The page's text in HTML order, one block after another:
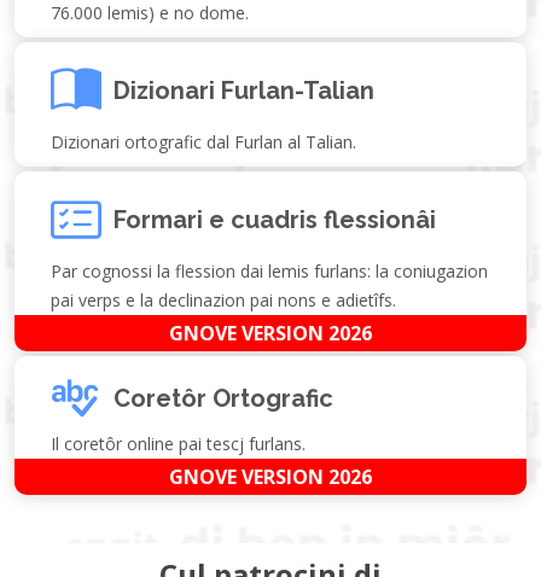
76.000 lemis) e no dome.
Dizionari Furlan-Talian
Dizionari ortografic dal Furlan al Talian.
Formari e cuadris flessionâi
Par cognossi la flession dai lemis furlans: la coniugazion
pai verps e la declinazion pai nons e adietîfs.
GNOVE VERSION 2026
Coretôr Ortografic
Il coretôr online pai tescj furlans.
GNOVE VERSION 2026